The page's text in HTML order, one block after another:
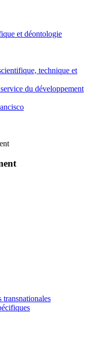
et déontologie
technique et
du développement
transnationales